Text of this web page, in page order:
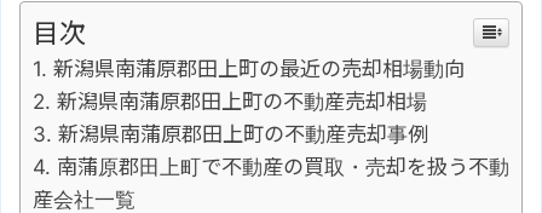
目次
新潟県南蒲原郡田上町の最近の売却相場動向
新潟県南蒲原郡田上町の不動産売却相場
新潟県南蒲原郡田上町の不動産売却事例
南蒲原郡田上町で不動産の買取・売却を扱う不動
産会社一覧